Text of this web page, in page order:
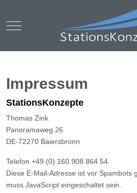
Mobile Menu Toggle
Impressum
StationsKonzepte
Thomas Zink
Panoramaweg 26
DE-72270 Baiersbronn
Telefon +49 (0) 160 908 864 54
Diese E-Mail-Adresse ist vor Spambots
muss JavaScript eingeschaltet sein.